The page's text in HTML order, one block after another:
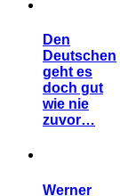
Den
Deutschen
geht es
doch gut
wie nie
zuvor…
Werner